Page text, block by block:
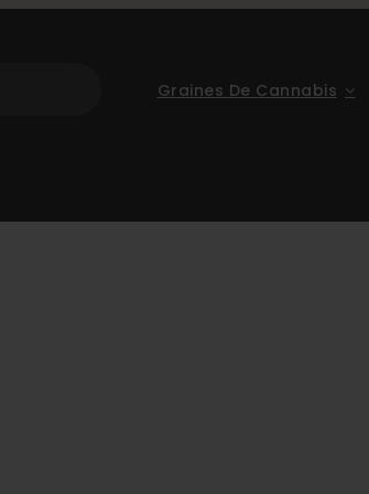
Graines De Cannabis